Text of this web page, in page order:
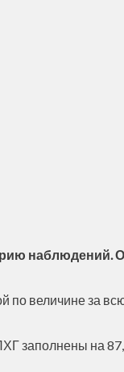
наблюдений.
по величине за
заполнены на